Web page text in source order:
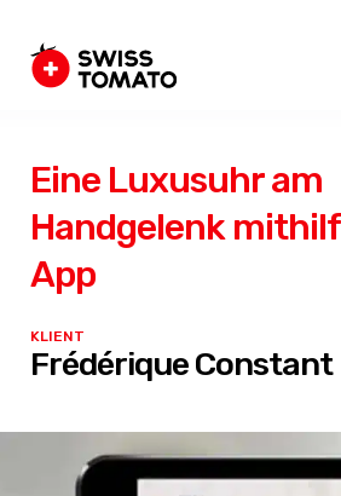
Eine Luxusuhr am
Handgelenk
App
KLIENT
Frédérique Constant